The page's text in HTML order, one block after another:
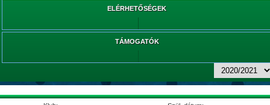
ELÉRHETŐSÉGEK
TÁMOGATÓK